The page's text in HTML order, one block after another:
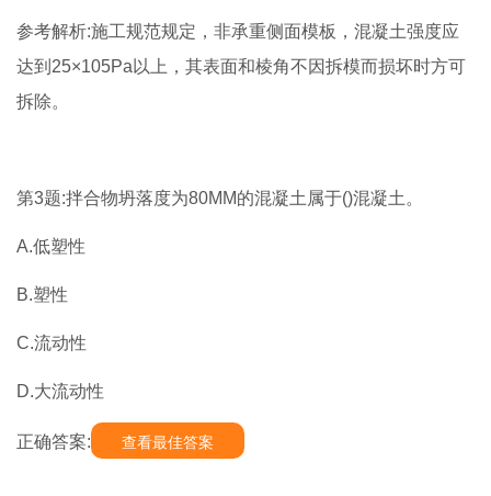
参考解析:施工规范规定，非承重侧面模板，混凝土强度应
达到25×105Pa以上，其表面和棱角不因拆模而损坏时方可
拆除。
第3题:拌合物坍落度为80MM的混凝土属于()混凝土。
A.低塑性
B.塑性
C.流动性
D.大流动性
正确答案: 查看最佳答案